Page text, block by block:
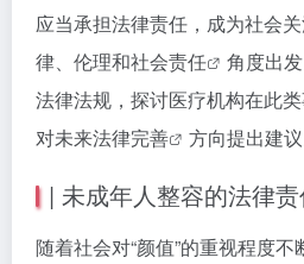
应当承担法律责任，成为社会
律、伦理和社会责任
角度出
法律法规，探讨医疗机构在此
对未来法律完善 方向提出建议
| 未成年人整容的法律
随着社会对“颜值”的重视程度